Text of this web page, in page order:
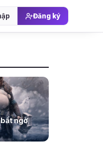
Đăng ký
ngờ